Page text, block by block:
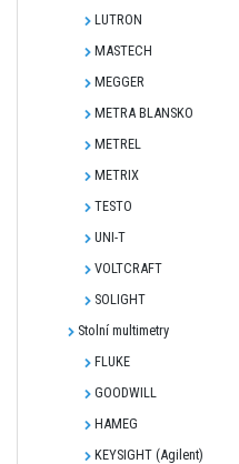
LUTRON
MASTECH
MEGGER
METRA BLANSKO
METREL
METRIX
TESTO
UNI-T
VOLTCRAFT
SOLIGHT
Stolní multimetry
FLUKE
GOODWILL
HAMEG
KEYSIGHT (Agilent)